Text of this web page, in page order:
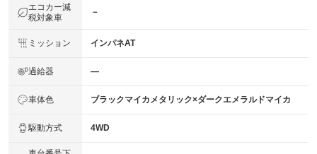
エコカー減
税対象車
－
ミッション インパネAT
過給器 ―
車体色 ブラックマイカメタリック×ダークエメラルドマイカ
駆動方式 4WD